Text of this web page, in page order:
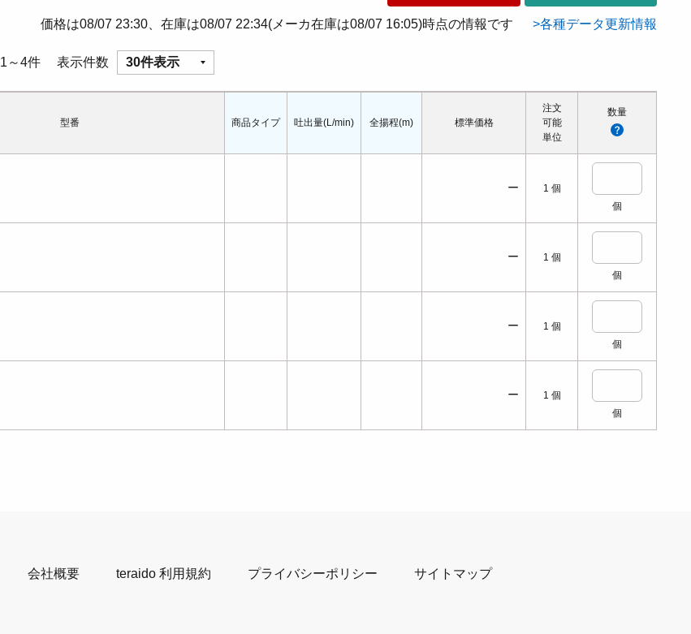
価格は08/07 23:30、在庫は08/07 22:34(メーカ在庫は08/07 16:05)時点の情報です 各種データ更新情報
1～4件 表示件数 30件表示
型番 商品タイプ 吐出量(L/min) 全揚程(m) 標準価格
注文
可能
単位
数量
ー 1 個
個
ー 1 個
個
ー 1 個
個
ー 1 個
個
会社概要 teraido 利用規約 プライバシーポリシー サイトマップ